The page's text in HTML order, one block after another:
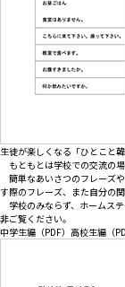
生徒が楽しくなる「ひとこと韓
もともとは学校での交流の
簡単なあいさつのフレーズ
す際のフレーズ、また自分の
学校のみならず、ホームス
非ご覧ください。
中学生編（PDF） 高校生編（